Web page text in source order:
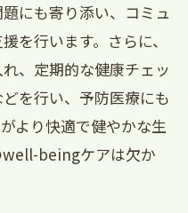
にも寄り添い、コミュ
を行います。さらに、
、定期的な健康チェッ
を行い、予防医療にも
より快適で健やかな生
well-beingケアは欠か